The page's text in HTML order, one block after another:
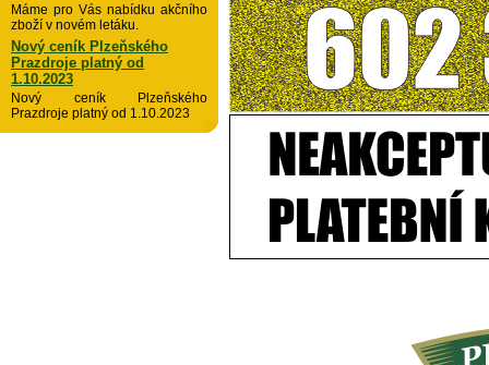
Máme pro Vás nabídku akčního
zboží v novém letáku.
Nový ceník Plzeňského
Prazdroje platný od
1.10.2023
Nový ceník Plzeňského
Prazdroje platný od 1.10.2023